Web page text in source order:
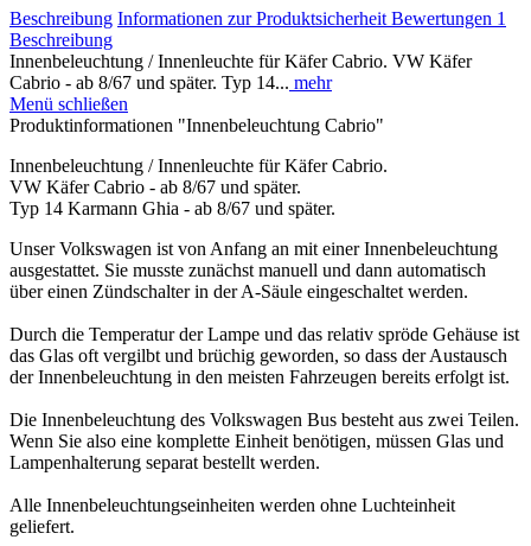
Beschreibung Informationen zur Produktsicherheit Bewertungen 1
Beschreibung
Innenbeleuchtung / Innenleuchte für Käfer Cabrio. VW Käfer
Cabrio - ab 8/67 und später. Typ 14... mehr
Menü schließen
Produktinformationen "Innenbeleuchtung Cabrio"
Innenbeleuchtung / Innenleuchte für Käfer Cabrio.
VW Käfer Cabrio - ab 8/67 und später.
Typ 14 Karmann Ghia - ab 8/67 und später.
Unser Volkswagen ist von Anfang an mit einer Innenbeleuchtung
ausgestattet. Sie musste zunächst manuell und dann automatisch
über einen Zündschalter in der A-Säule eingeschaltet werden.
Durch die Temperatur der Lampe und das relativ spröde Gehäuse ist
das Glas oft vergilbt und brüchig geworden, so dass der Austausch
der Innenbeleuchtung in den meisten Fahrzeugen bereits erfolgt ist.
Die Innenbeleuchtung des Volkswagen Bus besteht aus zwei Teilen.
Wenn Sie also eine komplette Einheit benötigen, müssen Glas und
Lampenhalterung separat bestellt werden.
Alle Innenbeleuchtungseinheiten werden ohne Luchteinheit
geliefert.